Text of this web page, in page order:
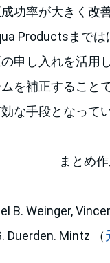
功率が大きく改
Productsまで
申し入れを活用
を補正すること
な手段となって
まとめ
B. Weinger,
Duerden. Mintz （